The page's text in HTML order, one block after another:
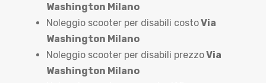
Washington Milano
Noleggio scooter per disabili costoVia
Washington Milano
Noleggio scooter per disabili prezzoVia
Washington Milano